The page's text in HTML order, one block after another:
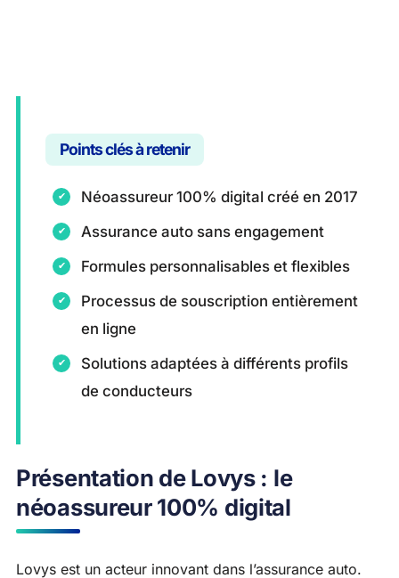
Points clés à retenir
Néoassureur 100% digital créé en 2017
Assurance auto sans engagement
Formules personnalisables et flexibles
Processus de souscription entièrement
en ligne
Solutions adaptées à différents profils
de conducteurs
Présentation de Lovys : le
néoassureur 100% digital
Lovys est un acteur innovant dans l’assurance auto.